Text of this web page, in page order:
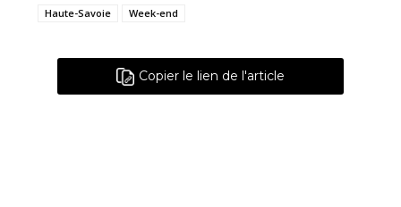
Haute-Savoie
Week-end
Copier le lien de l'article